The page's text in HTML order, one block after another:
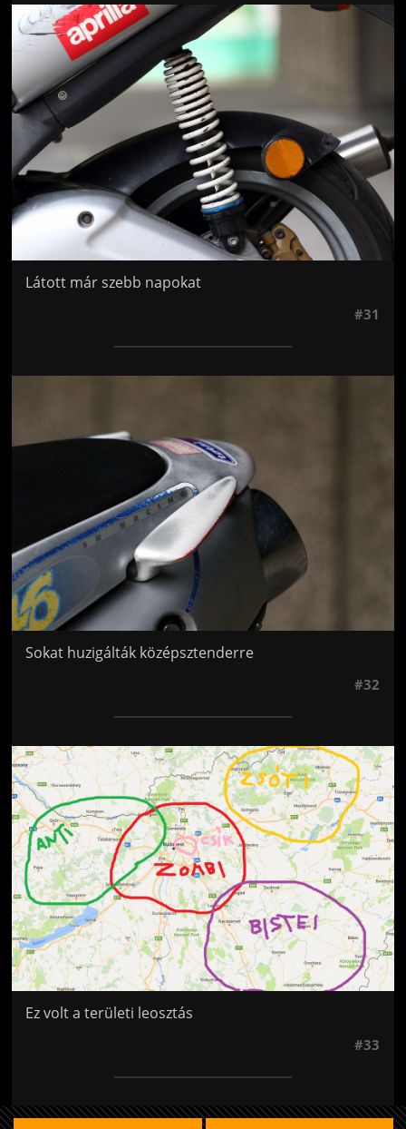
Jön még kép!
Látott már szebb napokat
#31
Sokat huzigálták középsztenderre
#32
Jön még kép!
Ez volt a területi leosztás
#33